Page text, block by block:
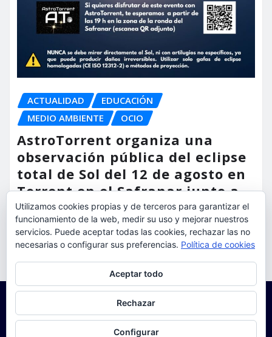
ACTUALIDAD
EDUCACIÓN
MEDIO AMBIENTE
OCIO
AstroTorrent organiza una
observación pública del eclipse
total de Sol del 12 de agosto en
Torrent en el Safranar junto a
las vías del AVE
torrent al dia Ago 5, 2026
Utilizamos cookies propias y de terceros para garantizar el
funcionamiento de la web, medir su uso y mejorar nuestros
servicios. Puede aceptar todas las cookies, rechazar las no
necesarias o configurar sus preferencias. Política de cookies
Aceptar todo
Rechazar
Configurar
Para obtener más información, incluido cómo gestionar las cookies,